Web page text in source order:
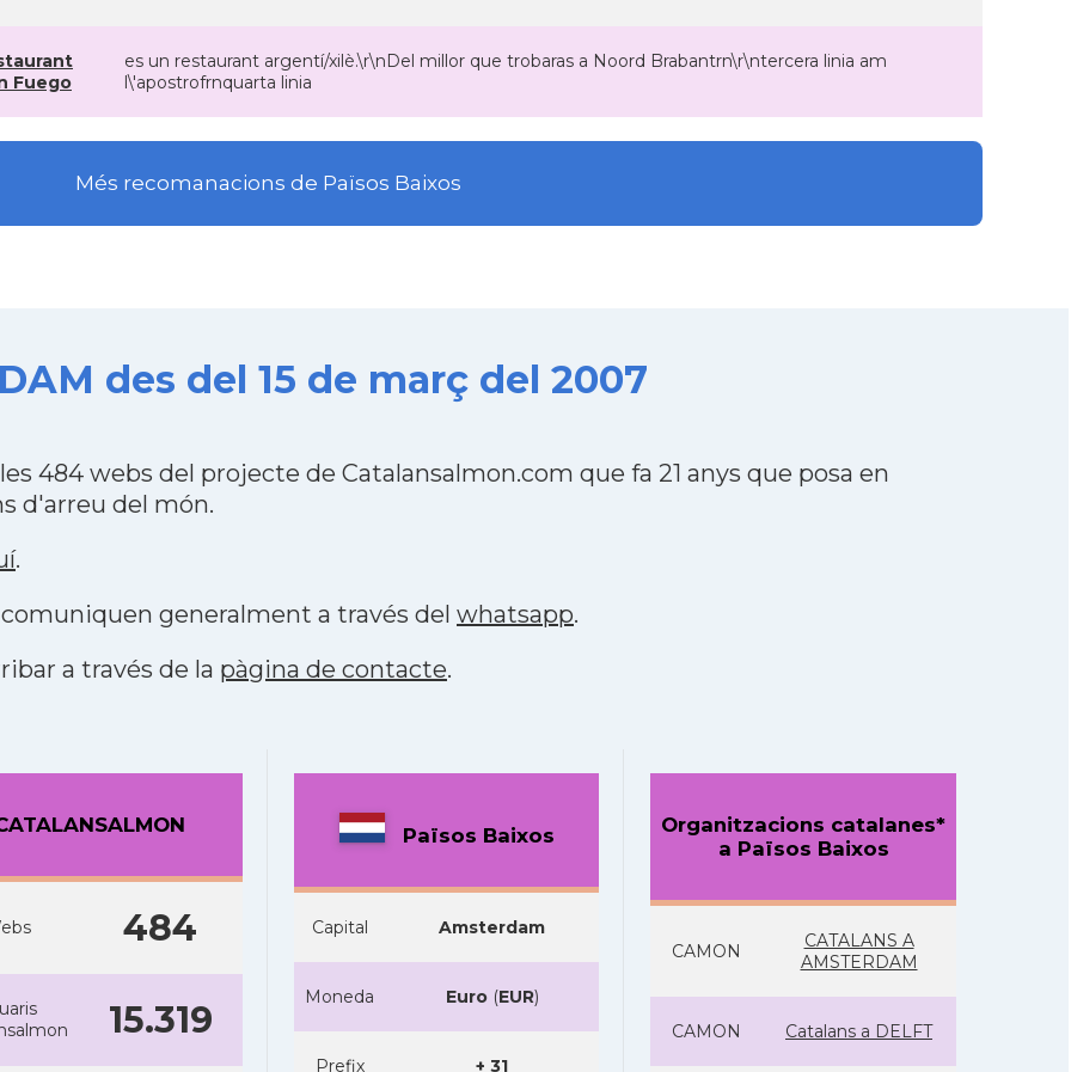
Fuego
es un restaurant argentí/xilè.\r\nDel millor que trobaras a Noord Brabantrn\r\ntercera linia am
l\'apostrofrnquarta linia
Més recomanacions de Països Baixos
des del 15 de març del 2007
484 webs del projecte de Catalansalmon.com que fa 21 anys que posa en
d'arreu del món.
.
generalment a través del whatsapp.
a través de la pàgina de contacte.
484
15.319
Països Baixos
Capital Amsterdam
Moneda Euro(EUR)
Prefix + 31
Organitzacions catalanes*
a Països Baixos
CAMON
CATALANS A
AMSTERDAM
CAMON Catalans a DELFT